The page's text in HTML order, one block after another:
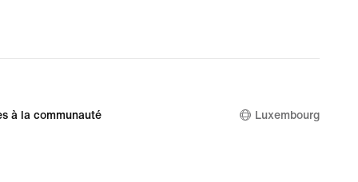
à la communauté Luxembourg